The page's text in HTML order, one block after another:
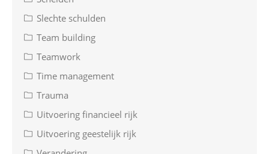
Slechte schulden
Team building
Teamwork
Time management
Trauma
Uitvoering financieel rijk
Uitvoering geestelijk rijk